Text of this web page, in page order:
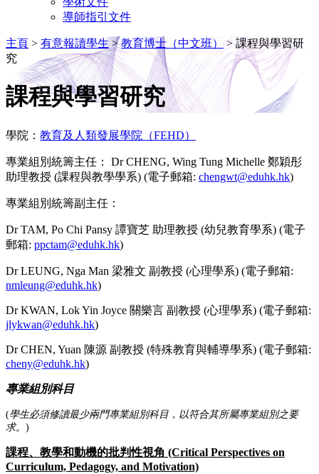
導師指引文件
主頁 > 有意報讀學生>教育博士（中文班）>課程與學習研
究
課程與學習研究
學院： 教育及人類發展學院（FEHD）
專業組別統籌主任： Dr CHENG, Wing Tung Michelle 鄭穎彤
助理教授 (課程與教學學系) (電子郵箱: chengwt@eduhk.hk)
專業組別統籌副主任：
Dr TAM, Po Chi Pansy 譚寶芝 助理教授 (幼兒教育學系) (電子
郵箱: ppctam@eduhk.hk)
Dr LEUNG, Nga Man 梁雅文 副教授 (心理學系) (電子郵箱:
nmleung@eduhk.hk)
Dr KWAN, Lok Yin Joyce 關樂言 副教授 (心理學系) (電子郵箱:
jlykwan@eduhk.hk)
Dr CHEN, Yuan 陳源 副教授 (特殊教育與輔導學系) (電子郵箱:
cheny@eduhk.hk)
專業組別科目
(學生必須修讀最少兩門專業組別科目，以符合其所屬專業組別之要
求。 )
課程、教學和動機的批判性視角 (Critical Perspectives on
Curriculum, Pedagogy, and Motivation)